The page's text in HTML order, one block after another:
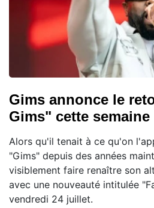
Gims annonce le
Gims" cette semaine
Alors qu'il tenait à ce qu'on
"Gims" depuis des années
visiblement faire renaître son
avec une nouveauté intitulée
vendredi 24 juillet.